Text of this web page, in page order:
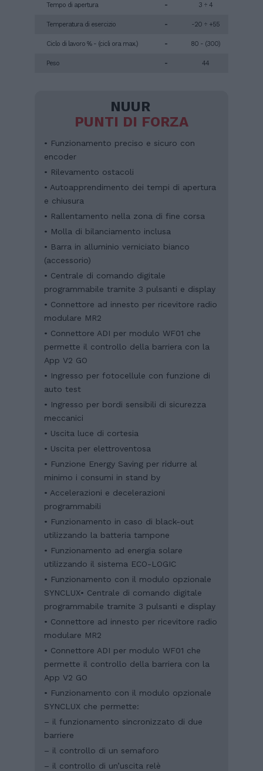
Tempo di apertura
Temperatura di esercizio
Ciclo di lavoro % - (cicli ora max.)
Peso
-
-
-
-
3 ÷ 4
-20 ÷ +55
80 - (300)
44
NUUR
PUNTI DI FORZA
• Funzionamento preciso e sicuro con
encoder
• Rilevamento ostacoli
• Autoapprendimento dei tempi di apertura
e chiusura
• Rallentamento nella zona di fine corsa
• Molla di bilanciamento inclusa
• Barra in alluminio verniciato bianco
(accessorio)
• Centrale di comando digitale
programmabile tramite 3 pulsanti e display
• Connettore ad innesto per ricevitore radio
modulare MR2
• Connettore ADI per modulo WF01 che
permette il controllo della barriera con la
App V2 GO
• Ingresso per fotocellule con funzione di
auto test
• Ingresso per bordi sensibili di sicurezza
meccanici
• Uscita luce di cortesia
• Uscita per elettroventosa
• Funzione Energy Saving per ridurre al
minimo i consumi in stand by
• Accelerazioni e decelerazioni
programmabili
• Funzionamento in caso di black-out
utilizzando la batteria tampone
• Funzionamento ad energia solare
utilizzando il sistema ECO-LOGIC
• Funzionamento con il modulo opzionale
SYNCLUX• Centrale di comando digitale
programmabile tramite 3 pulsanti e display
• Connettore ad innesto per ricevitore radio
modulare MR2
• Connettore ADI per modulo WF01 che
permette il controllo della barriera con la
App V2 GO
• Funzionamento con il modulo opzionale
SYNCLUX che permette:
– il funzionamento sincronizzato di due
barriere
– il controllo di un semaforo
– il controllo di un’uscita relè